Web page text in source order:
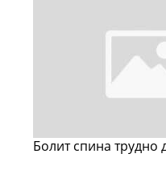
Болит спина трудно